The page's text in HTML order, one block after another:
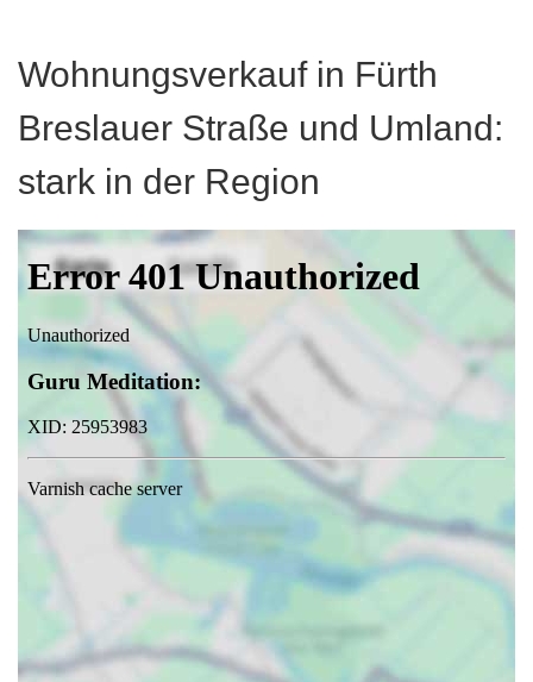
Wohnungsverkauf in Fürth
Breslauer Straße und Umland:
stark in der Region